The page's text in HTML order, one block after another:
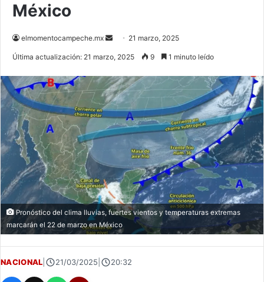
México
elmomentocampeche.mx
Send 21 marzo, 2025
Última actualización: 21 marzo, 2025 9 1 minuto leído
Pronóstico del clima lluvias, fuertes vientos y temperaturas extremas
marcarán el 22 de marzo en México
NACIONAL 21/03/2025 20:32